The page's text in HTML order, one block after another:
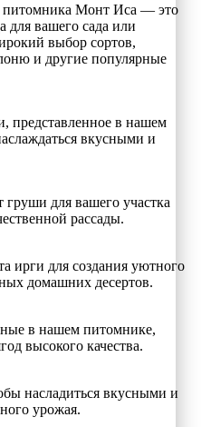
питомника Монт Иса — это
для вашего сада или
выбор сортов,
и другие популярные
представленное в нашем
вкусными и
для вашего участка
рассады.
ирги для создания уютного
домашних десертов.
в нашем питомнике,
высокого качества.
насладиться вкусными и
урожая.